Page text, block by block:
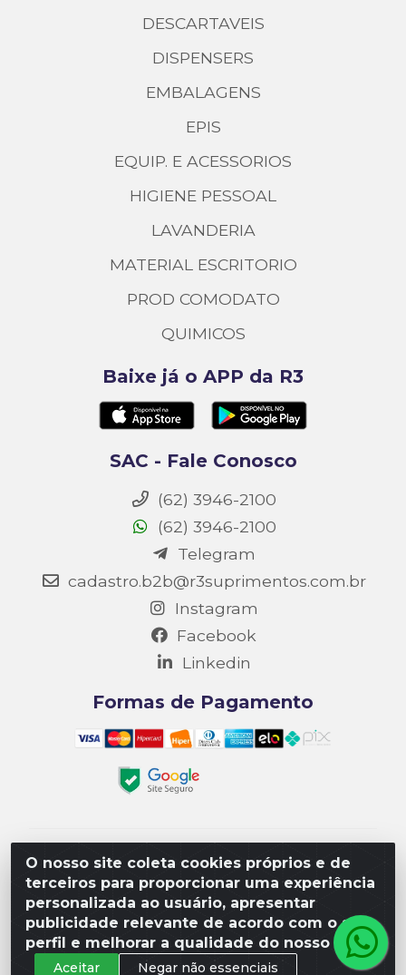
O nosso site coleta cookies próprios e de
terceiros para proporcionar uma experiência
personalizada ao usuário, apresentar
publicidade relevante de acordo com o seu
perfil e melhorar a qualidade do nosso site.
Aceitar Negar não essenciais
DESCARTAVEIS
DISPENSERS
EMBALAGENS
EPIS
EQUIP. E ACESSORIOS
HIGIENE PESSOAL
LAVANDERIA
MATERIAL ESCRITORIO
PROD COMODATO
QUIMICOS
Baixe já o APP da R3
SAC - Fale Conosco
(62) 3946-2100
(62) 3946-2100
Telegram
cadastro.b2b@r3suprimentos.com.br
Instagram
Facebook
Linkedin
Formas de Pagamento
Matriz R3 Suprimentos - Rua 14, Polo Empresarial
Goiás – Etapa III, Quadra: 15; Lote 04, Aparecida de
Goiânia/GO, CEP 74985-182. - CNPJ
10.641.901/0001-16